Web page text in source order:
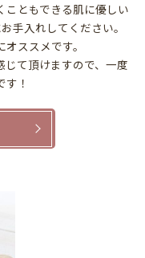
こともできる肌に優しい
手入れしてください。
ススメです。
じて頂けますので、一度
！